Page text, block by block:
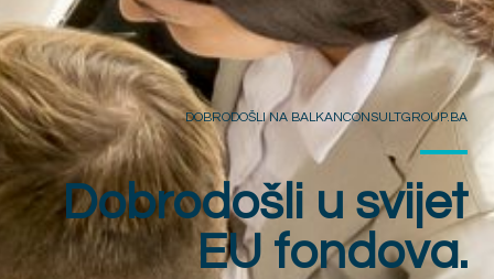
DOBRODOŠLI NA BALKANCONSULTGROUP.BA
Dobrodošli u svijet
EU fondova.